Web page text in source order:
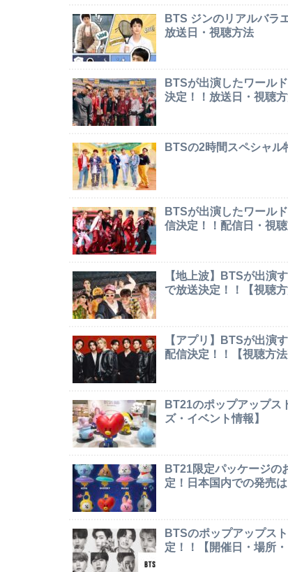
BTS ジンのリアルバラ
放送日・視聴方法
BTSが出演したワール
決定！！放送日・視聴
BTSの2時間スペシャ
BTSが出演したワール
信決定！！配信日・視
【地上波】BTSが出演
で放送決定！！【視聴方
【アプリ】BTSが出演
配信決定！！【視聴方法
BT21のポップアップス
ズ・イベント情報】
BT21限定パッケージの
定！日本国内での発売
BTSのポップアップス
定！！【開催日・場所